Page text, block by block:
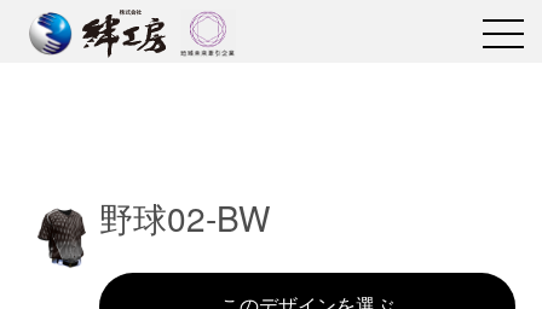
野球02-BW